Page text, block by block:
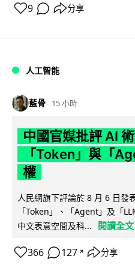
9 分享
人工智能
藍骨 15 小時
中國官媒批評 AI
「Token」與「
權
人民網旗下評論於 8 月 6 日發
「Token」、「Agent」及「
中文表意空間及科...
閱讀全文
366 127 ↗ 分享